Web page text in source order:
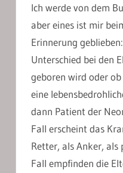
Ich werde von dem
aber eines ist mir
Erinnerung
Unterschied bei den
geboren wird oder
eine
dann Patient der
Fall erscheint das
Retter, als Anker,
Fall empfinden die